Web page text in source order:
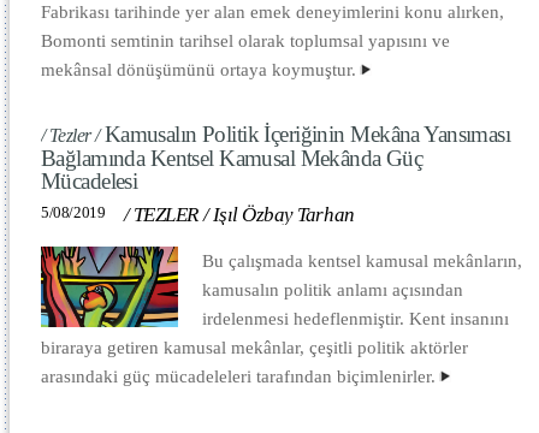
Fabrikası tarihinde yer alan emek deneyimlerini konu alırken,
Bomonti semtinin tarihsel olarak toplumsal yapısını ve
mekânsal dönüşümünü ortaya koymuştur.
/ Tezler /Kamusalın Politik İçeriğinin Mekâna Yansıması
Bağlamında Kentsel Kamusal Mekânda Güç
Mücadelesi
5/08/2019 /TEZLER /Işıl Özbay Tarhan
Bu çalışmada kentsel kamusal mekânların,
kamusalın politik anlamı açısından
irdelenmesi hedeflenmiştir. Kent insanını
biraraya getiren kamusal mekânlar, çeşitli politik aktörler
arasındaki güç mücadeleleri tarafından biçimlenirler.